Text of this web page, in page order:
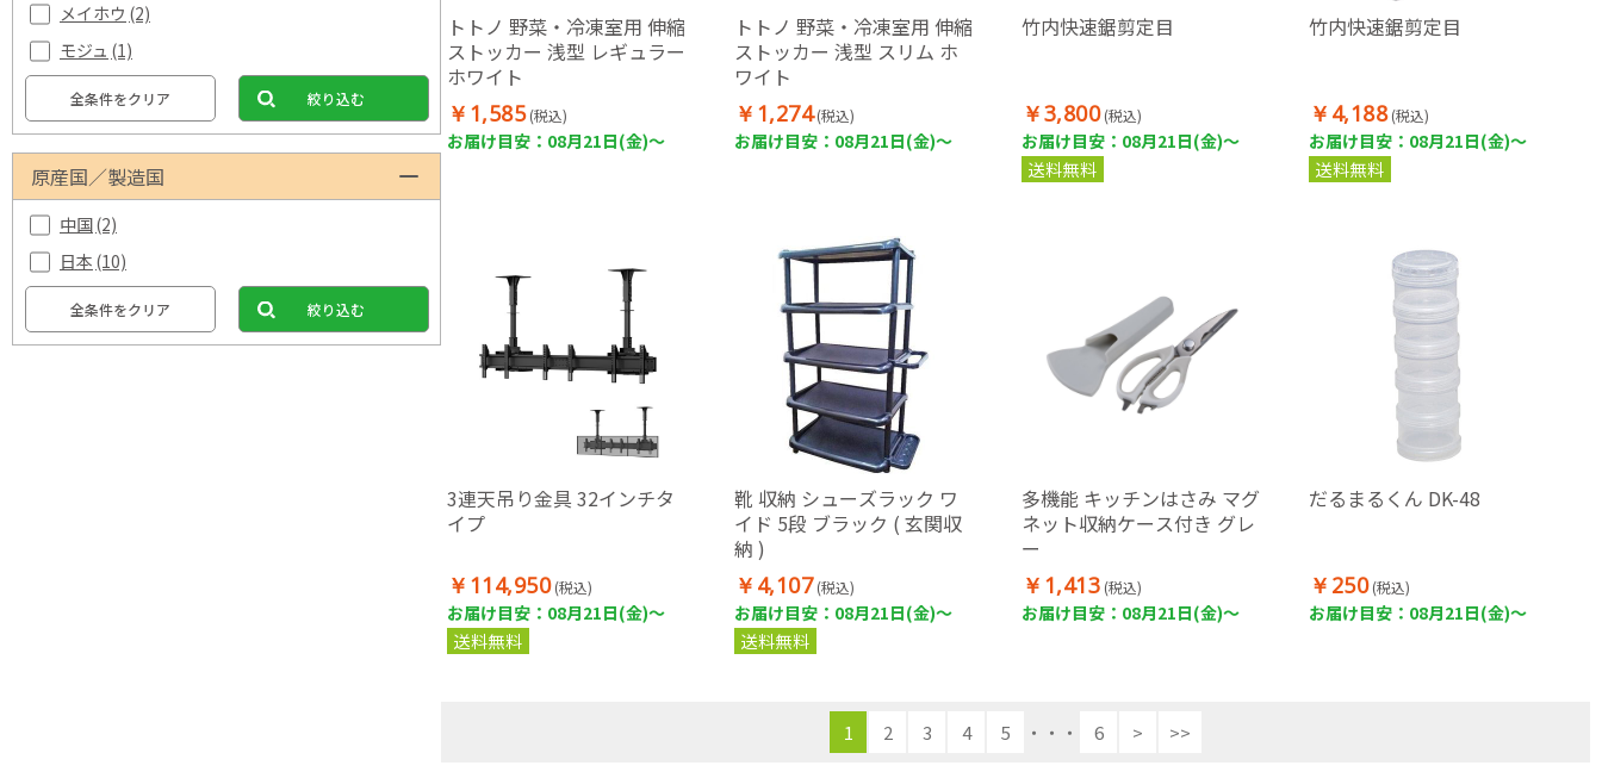
メイホウ (2)
モジュ (1)
全条件をクリア 絞り込む
原産国／製造国
中国(2)
日本 (10)
全条件をクリア 絞り込む
トトノ 野菜・冷凍室用 伸縮
ストッカー 浅型 レギュラー
ホワイト
￥1,585 (税込)
お届け目安：08月21日(金)～
トトノ 野菜・冷凍室用 伸縮
ストッカー 浅型 スリム ホ
ワイト
￥1,274 (税込)
お届け目安：08月21日(金)～
竹内快速鋸剪定目
￥3,800 (税込)
お届け目安：08月21日(金)～
送料無料
竹内快速鋸剪定目
￥4,188 (税込)
お届け目安：08月21日(金)～
送料無料
3連天吊り金具 32インチタ
イプ
￥114,950 (税込)
お届け目安：08月21日(金)～
送料無料
靴 収納 シューズラック ワ
イド 5段 ブラック ( 玄関収
納 )
￥4,107 (税込)
お届け目安：08月21日(金)～
送料無料
多機能 キッチンはさみ マグ
ネット収納ケース付き グレ
ー
￥1,413 (税込)
お届け目安：08月21日(金)～
だるまるくん DK-48
￥250 (税込)
お届け目安：08月21日(金)～
1 2 3 4 5 ・・・ 6 > >>